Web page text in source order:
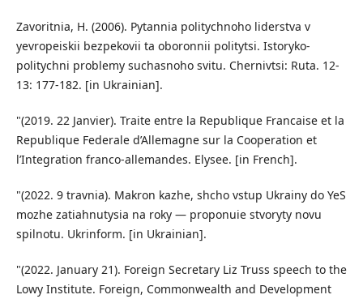
Zavoritnia, H. (2006). Pytannia politychnoho liderstva v
yevropeiskii bezpekovii ta oboronnii politytsi. Istoryko-
politychni problemy suchasnoho svitu. Chernivtsi: Ruta. 12-
13: 177-182. [in Ukrainian].
"(2019. 22 Janvier). Traite entre la Republique Francaise et la
Republique Federale d’Allemagne sur la Cooperation et
l’Integration franco-allemandes. Elysee. [in French].
"(2022. 9 travnia). Makron kazhe, shcho vstup Ukrainy do YeS
mozhe zatiahnutysia na roky — proponuie stvoryty novu
spilnotu. Ukrinform. [in Ukrainian].
"(2022. January 21). Foreign Secretary Liz Truss speech to the
Lowy Institute. Foreign, Commonwealth and Development